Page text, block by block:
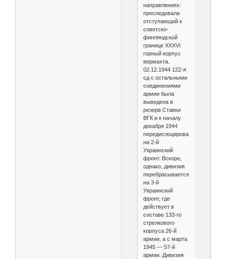
направлениях:
преследовала
отступающий к
советско-
финляндской
границе XXXVI
горный корпус
вермахта.
02.12.1944 122-я
сд с остальными
соединениями
армии была
выведена в
резерв Ставки
ВГК и к началу
декабря 1944
передислоцирована
на 2-й
Украинский
фронт. Вскоре,
однако, дивизия
перебрасывается
на 3-й
Украинский
фронт, где
действует в
составе 133-го
стрелкового
корпуса 26-й
армии, а с марта
1945 — 57-й
армии. Дивизия